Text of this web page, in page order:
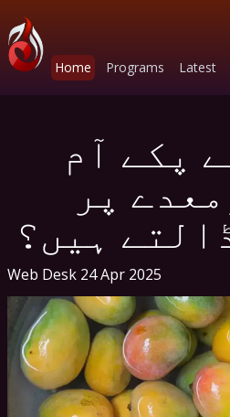
Home Programs Latest
پکے آم
پر
ہیں؟
Web Desk 24 Apr 2025